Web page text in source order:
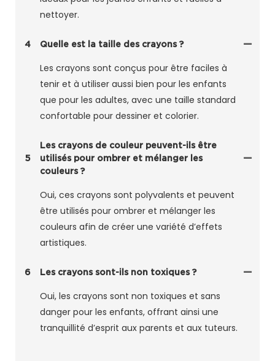
nettoyer.
4 Quelle est la taille des crayons ?
Les crayons sont conçus pour être faciles à
tenir et à utiliser aussi bien pour les enfants
que pour les adultes, avec une taille standard
confortable pour dessiner et colorier.
5
Les crayons de couleur peuvent-ils être
utilisés pour ombrer et mélanger les
couleurs ?
Oui, ces crayons sont polyvalents et peuvent
être utilisés pour ombrer et mélanger les
couleurs afin de créer une variété d’effets
artistiques.
6 Les crayons sont-ils non toxiques ?
Oui, les crayons sont non toxiques et sans
danger pour les enfants, offrant ainsi une
tranquillité d’esprit aux parents et aux tuteurs.